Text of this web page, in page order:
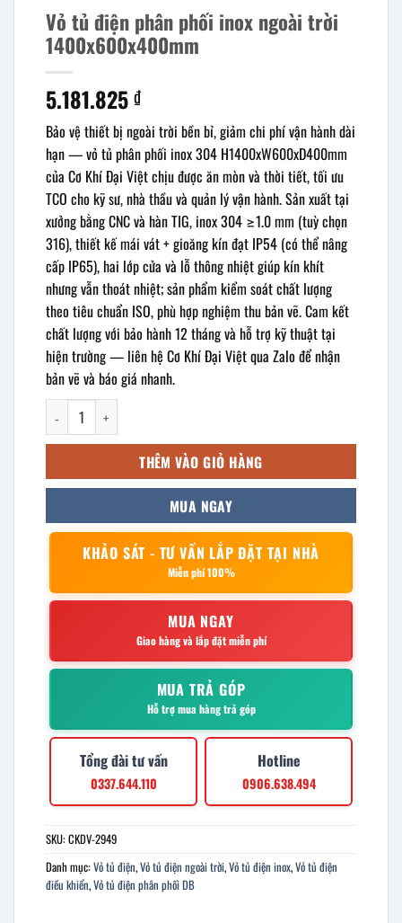
Vỏ tủ điện phân phối inox ngoài trời
1400x600x400mm
5.181.825 ₫
Bảo vệ thiết bị ngoài trời bền bỉ, giảm chi phí vận hành dài
hạn — vỏ tủ phân phối inox 304 H1400xW600xD400mm
của Cơ Khí Đại Việt chịu được ăn mòn và thời tiết, tối ưu
TCO cho kỹ sư, nhà thầu và quản lý vận hành. Sản xuất tại
xưởng bằng CNC và hàn TIG, inox 304 ≥1.0 mm (tuỳ chọn
316), thiết kế mái vát + gioăng kín đạt IP54 (có thể nâng
cấp IP65), hai lớp cửa và lỗ thông nhiệt giúp kín khít
nhưng vẫn thoát nhiệt; sản phẩm kiểm soát chất lượng
theo tiêu chuẩn ISO, phù hợp nghiệm thu bản vẽ. Cam kết
chất lượng với bảo hành 12 tháng và hỗ trợ kỹ thuật tại
hiện trường — liên hệ Cơ Khí Đại Việt qua Zalo để nhận
bản vẽ và báo giá nhanh.
Vỏ tủ điện phân phối inox ngoài trời 1400x600x400mm số lượng
THÊM VÀO GIỎ HÀNG
MUA NGAY
KHẢO SÁT - TƯ VẤN LẮP ĐẶT TẠI NHÀ
Miễn phí 100%
MUA NGAY
Giao hàng và lắp đặt miễn phí
MUA TRẢ GÓP
Hỗ trợ mua hàng trả góp
Tổng đài tư vấn
0337.644.110
Hotline
0906.638.494
SKU:CKDV-2949
Danh mục:Vỏ tủ điện,Vỏ tủ điện ngoài trời,Vỏ tủ điện inox,Vỏ tủ điện
điều khiển,Vỏ tủ điện phân phối DB